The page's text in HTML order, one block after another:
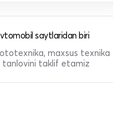
saytlaridan biri
maxsus texnika
tanlovini taklif etamiz